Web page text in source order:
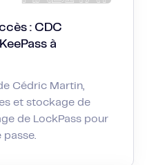
: CDC
à
Cédric Martin,
et stockage de
de LockPass pour
passe.